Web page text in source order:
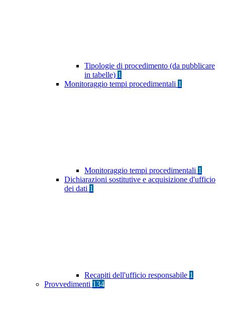
Tipologie di procedimento (da pubblicare
in tabelle) 1
Monitoraggio tempi procedimentali 1
Monitoraggio tempi procedimentali 1
Dichiarazioni sostitutive e acquisizione d'ufficio
dei dati 1
Recapiti dell'ufficio responsabile 1
Provvedimenti 134